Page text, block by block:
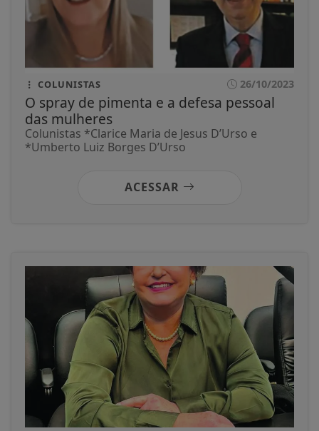
COLUNISTAS 26/10/2023
O spray de pimenta e a defesa pessoal
das mulheres
Colunistas *Clarice Maria de Jesus D’Urso e
*Umberto Luiz Borges D’Urso
ACESSAR